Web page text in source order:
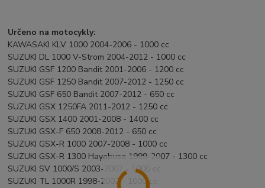
Určeno na motocykly:
KAWASAKI KLV 1000 2004-2006 - 1000 cc
SUZUKI DL 1000 V-Strom 2004-2012 - 1000 cc
SUZUKI GSF 1200 Bandit 2001-2006 - 1200 cc
SUZUKI GSF 1250 Bandit 2007-2012 - 1250 cc
SUZUKI GSF 650 Bandit 2007-2012 - 650 cc
SUZUKI GSX 1250FA 2011-2012 - 1250 cc
SUZUKI GSX 1400 2001-2008 - 1400 cc
SUZUKI GSX-F 650 2008-2012 - 650 cc
SUZUKI GSX-R 1000 2007-2008 - 1000 cc
SUZUKI GSX-R 1300 Hayabusa 1999-2007 - 1300 cc
SUZUKI SV 1000/S 2003-2007 - 1000 cc
SUZUKI TL 1000R 1998-2002 - 1000 cc